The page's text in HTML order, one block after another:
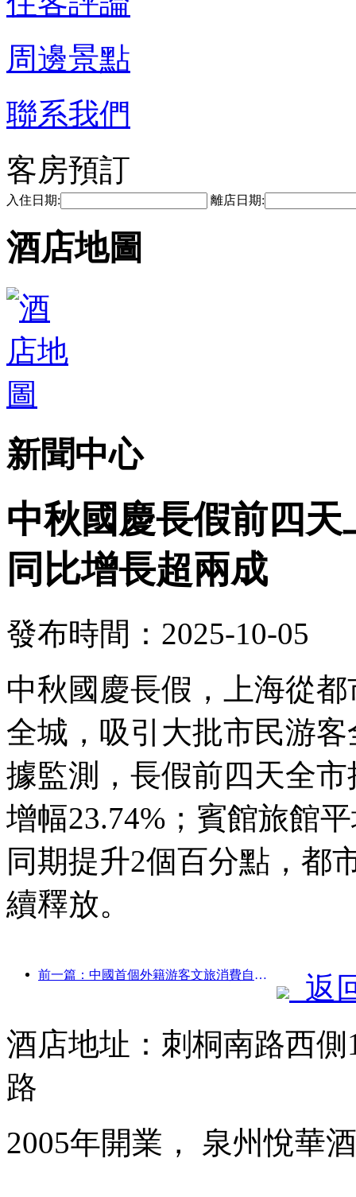
周邊景點
聯系我們
客房預訂
入住日期: 離店日期:
酒店地圖
新聞中心
中秋國慶長假前四
同比增長超兩成
發布時間：2025-10-05
中秋國慶長假，上海從
全城，吸引大批市民游
據監測，長假前四天全
增幅23.74%；賓館旅館
同期提升2個百分點，都
續釋放。
前一篇：中國首個外籍游客文旅消費自助系統在滬啟動
返
酒店地址：刺桐南路西
路
2005年開業， 泉州悅